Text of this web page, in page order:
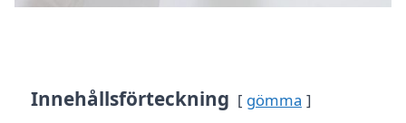
Innehållsförteckning gömma